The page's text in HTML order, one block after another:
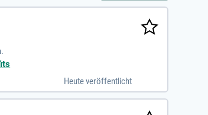
Heute veröffentlicht